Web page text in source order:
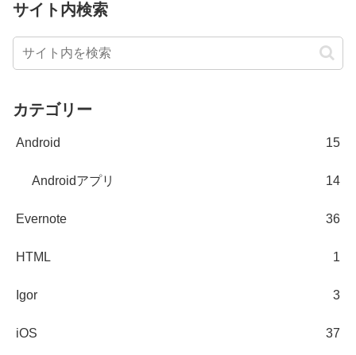
サイト内検索
カテゴリー
Android 15
Androidアプリ 14
Evernote 36
HTML 1
Igor 3
iOS 37